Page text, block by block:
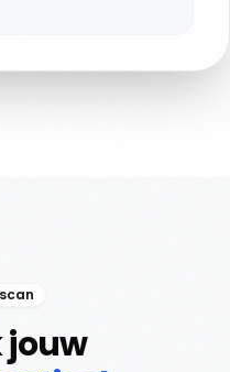
jouw